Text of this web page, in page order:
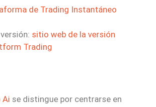
de Trading Instantáneo
sitio web de la versión
Trading
Ai se distingue por centrarse en